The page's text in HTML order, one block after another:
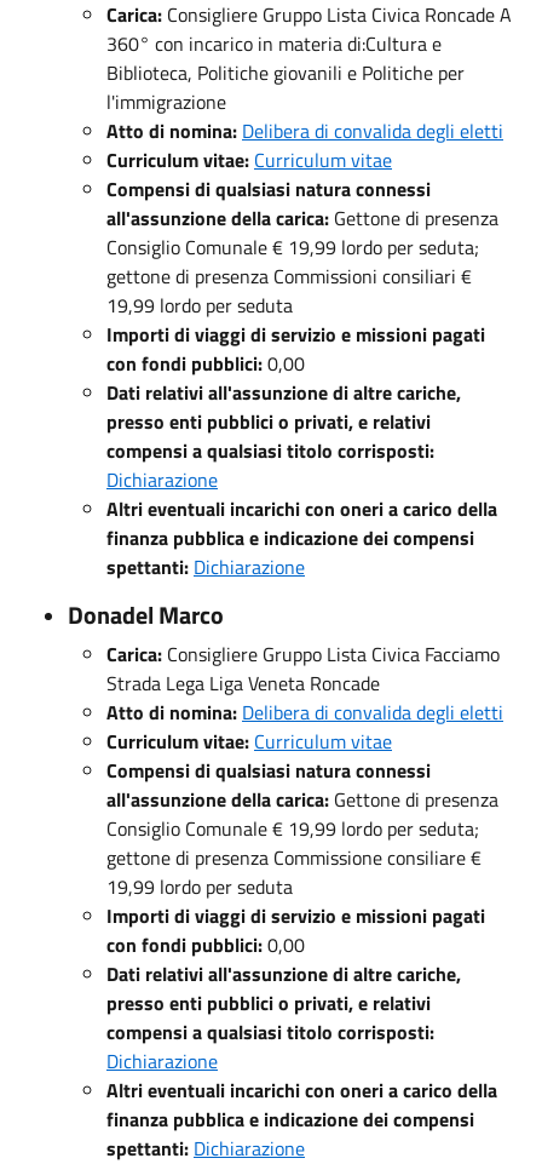
Carica: Consigliere Gruppo Lista Civica Roncade A
360° con incarico in materia di:Cultura e
Biblioteca, Politiche giovanili e Politiche per
l'immigrazione
Atto di nomina: Delibera di convalida degli eletti
Curriculum vitae: Curriculum vitae
Compensi di qualsiasi natura connessi
all'assunzione della carica: Gettone di presenza
Consiglio Comunale € 19,99 lordo per seduta;
gettone di presenza Commissioni consiliari €
19,99 lordo per seduta
Importi di viaggi di servizio e missioni pagati
con fondi pubblici:0,00
Dati relativi all'assunzione di altre cariche,
presso enti pubblici o privati, e relativi
compensi a qualsiasi titolo corrisposti:
Dichiarazione
Altri eventuali incarichi con oneri a carico della
finanza pubblica e indicazione dei compensi
spettanti: Dichiarazione
Donadel Marco
Carica: Consigliere Gruppo Lista Civica Facciamo
Strada Lega Liga Veneta Roncade
Atto di nomina: Delibera di convalida degli eletti
Curriculum vitae: Curriculum vitae
Compensi di qualsiasi natura connessi
all'assunzione della carica: Gettone di presenza
Consiglio Comunale € 19,99 lordo per seduta;
gettone di presenza Commissione consiliare €
19,99 lordo per seduta
Importi di viaggi di servizio e missioni pagati
con fondi pubblici:0,00
Dati relativi all'assunzione di altre cariche,
presso enti pubblici o privati, e relativi
compensi a qualsiasi titolo corrisposti:
Dichiarazione
Altri eventuali incarichi con oneri a carico della
finanza pubblica e indicazione dei compensi
spettanti: Dichiarazione